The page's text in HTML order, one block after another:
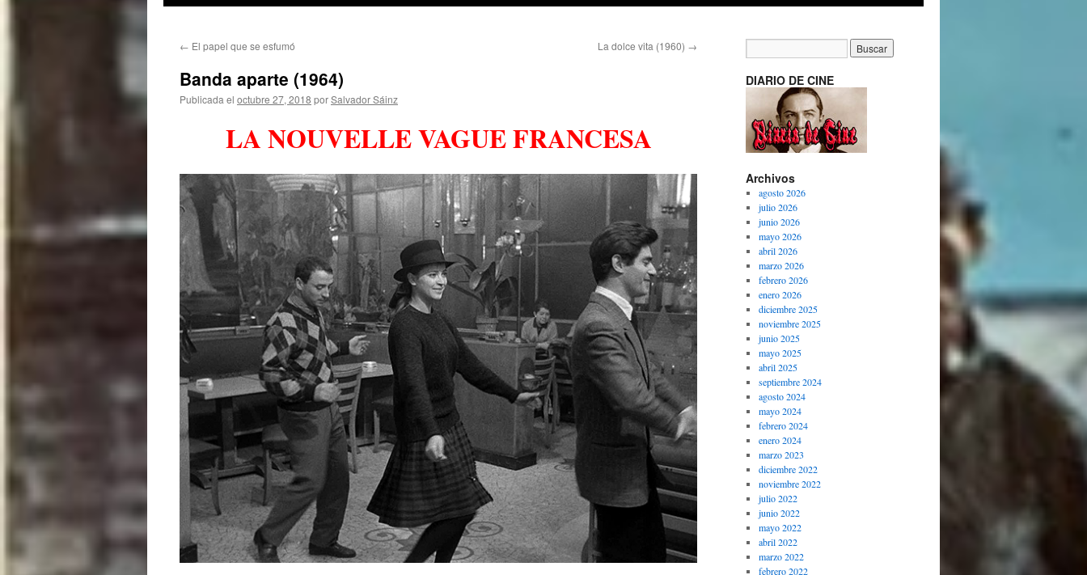
← El papel que se esfumó La dolce vita (1960) →
Banda aparte (1964)
Publicada el octubre 27, 2018 porSalvador Sáinz
LA NOUVELLE VAGUE FRANCESA
DIARIO DE CINE
Archivos
agosto 2026
julio 2026
junio 2026
mayo 2026
abril 2026
marzo 2026
febrero 2026
enero 2026
diciembre 2025
noviembre 2025
junio 2025
mayo 2025
abril 2025
septiembre 2024
agosto 2024
mayo 2024
febrero 2024
enero 2024
marzo 2023
diciembre 2022
noviembre 2022
julio 2022
junio 2022
mayo 2022
abril 2022
marzo 2022
febrero 2022